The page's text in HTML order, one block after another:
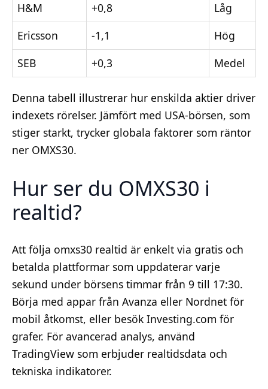
H&M
+0,8
Låg
Ericsson
-1,1
Hög
SEB
+0,3 Medel
Denna tabell illustrerar hur enskilda aktier driver
indexets rörelser. Jämfört med USA-börsen, som
stiger starkt, trycker globala faktorer som räntor
ner OMXS30.
Hur ser du OMXS30 i
realtid?
Att följa omxs30 realtid är enkelt via gratis och
betalda plattformar som uppdaterar varje
sekund under börsens timmar från 9 till 17:30.
Börja med appar från Avanza eller Nordnet för
mobil åtkomst, eller besök Investing.com för
grafer. För avancerad analys, använd
TradingView som erbjuder realtidsdata och
tekniska indikatorer.